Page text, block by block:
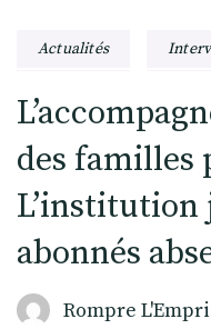
Actualités
des familles
abonnés
Rompre